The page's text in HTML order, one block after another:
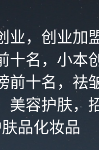
，创业加
名，小本
十名，祛
容护肤，
品化妆品